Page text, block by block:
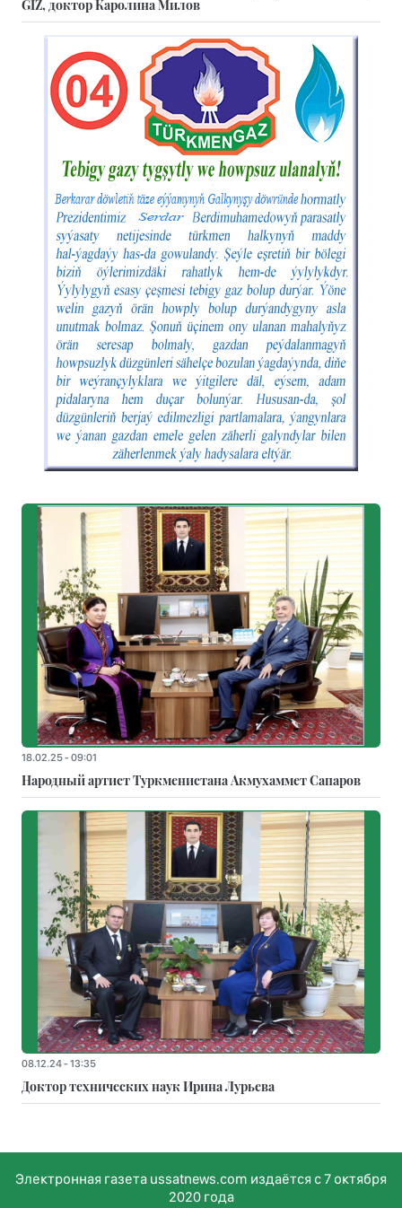
GIZ, доктор Каролина Милов
18.02.25 - 09:01
Народный артист Туркменистана Акмухаммет Сапаров
08.12.24 - 13:35
Доктор технических наук Ирина Лурьева
Электронная газета ussatnews.com издаётся с 7 октября
2020 года